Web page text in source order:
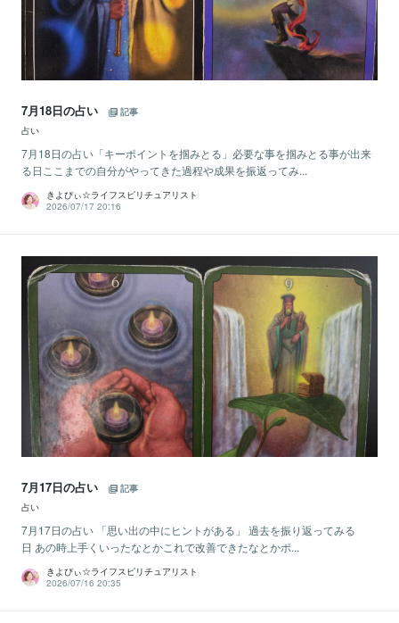
7月18日の占い
記事
占い
7月18日の占い「キーポイントを掴みとる」必要な事を掴みとる事が出来
る日ここまでの自分がやってきた過程や成果を振返ってみ...
きよぴぃ☆ライフスピリチュアリスト
2026/07/17 20:16
7月17日の占い
記事
占い
7月17日の占い 「思い出の中にヒントがある」 過去を振り返ってみる
日 あの時上手くいったなとかこれで改善できたなとかポ...
きよぴぃ☆ライフスピリチュアリスト
2026/07/16 20:35